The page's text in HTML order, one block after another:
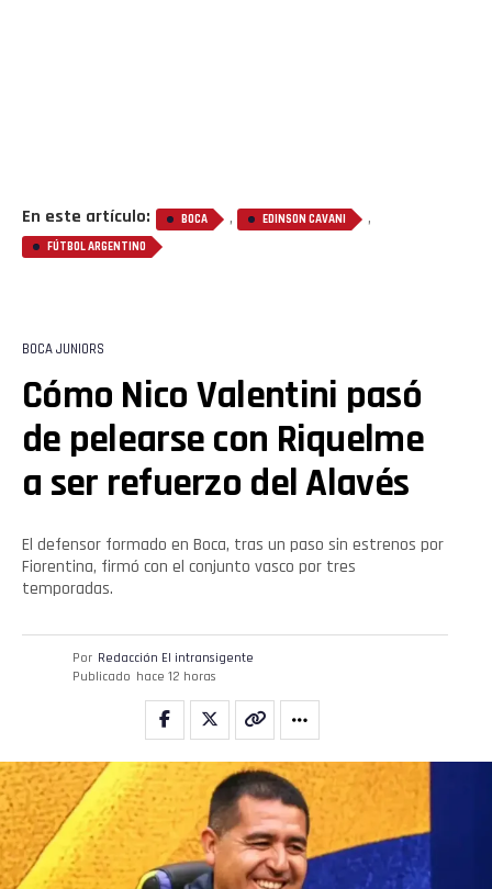
En este artículo: BOCA , EDINSON CAVANI ,
FÚTBOL ARGENTINO
BOCA JUNIORS
Cómo Nico Valentini pasó
de pelearse con Riquelme
a ser refuerzo del Alavés
El defensor formado en Boca, tras un paso sin estrenos por
Fiorentina, firmó con el conjunto vasco por tres
temporadas.
Por Redacción El intransigente
Publicado hace 12 horas
Flipboard
Reddit
Pinterest
Whatsapp